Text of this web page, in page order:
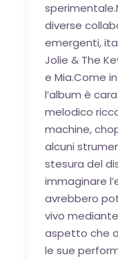
diverse
emergenti,
Jolie & The
e Mia.Come
l’album è
melodico
machine,
alcuni
stesura del
immaginare
avrebbero
vivo
aspetto che
le sue